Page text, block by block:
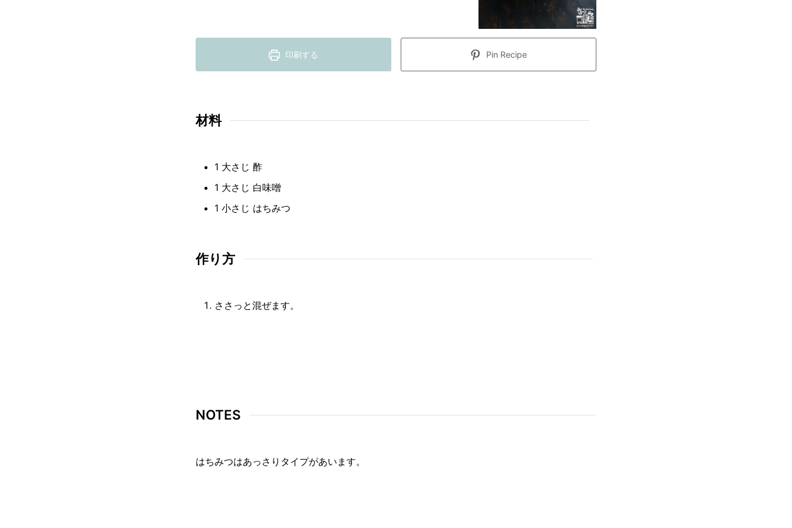
印刷する Pin Recipe
材料
1 大さじ 酢
1 大さじ 白味噌
1 小さじ はちみつ
作り方
ささっと混ぜます。
NOTES
はちみつはあっさりタイプがあいます。